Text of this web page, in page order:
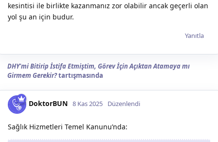
kesintisi ile birlikte kazanmanız zor olabilir ancak geçerli olan
yol şu an için budur.
Yanıtla
DHY'mi Bitirip İstifa Etmiştim, Görev İçin Açıktan Atamaya mı
Girmem Gerekir?tartışmasında
DoktorBUN 8 Kas 2025 Düzenlendi
Sağlık Hizmetleri Temel Kanunu’nda: